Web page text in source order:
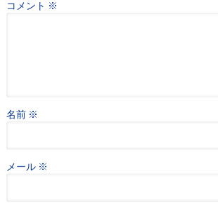
コメント ※
名前 ※
メール ※